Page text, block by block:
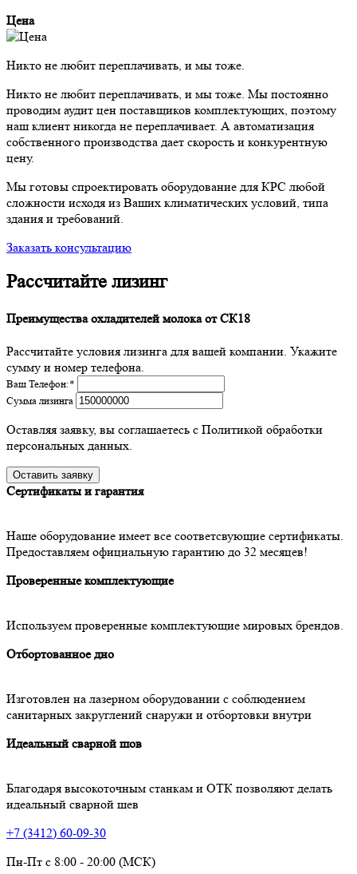
Цена
Никто не любит переплачивать, и мы тоже.
Никто не любит переплачивать, и мы тоже. Мы постоянно
проводим аудит цен поставщиков комплектующих, поэтому
наш клиент никогда не переплачивает. А автоматизация
собственного производства дает скорость и конкурентную
цену.
Мы готовы спроектировать оборудование для КРС любой
сложности исходя из Ваших климатических условий, типа
здания и требований.
Заказать консультацию
Рассчитайте лизинг
Преимущества охладителей молока от СК18
Рассчитайте условия лизинга для вашей компании. Укажите
сумму и номер телефона.
Ваш Телефон:*
Сумма лизинга
Оставляя заявку, вы соглашаетесь с Политикой обработки
персональных данных.
Сертификаты и гарантия
Наше оборудование имеет все соответсвующие сертификаты.
Предоставляем официальную гарантию до 32 месяцев!
Проверенные комплектующие
Используем проверенные комплектующие мировых брендов.
Отбортованное дно
Изготовлен на лазерном оборудовании с соблюдением
санитарных закруглений снаружи и отбортовки внутри
Идеальный сварной шов
Благодаря высокоточным станкам и ОТК позволяют делать
идеальный сварной шев
+7 (3412) 60-09-30
Пн-Пт с 8:00 - 20:00 (МСК)